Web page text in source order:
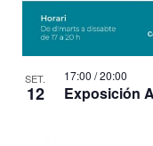
SET.
12 Exposición
17:00 / 20:00